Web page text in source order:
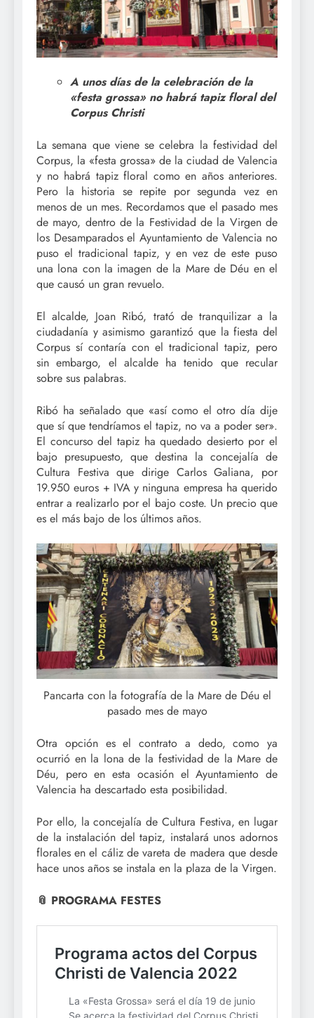
A unos días de la celebración de la
«festa grossa» no habrá tapiz floral del
Corpus Christi
La semana que viene se celebra la festividad del
Corpus, la «festa grossa» de la ciudad de Valencia
y no habrá tapiz floral como en años anteriores.
Pero la historia se repite por segunda vez en
menos de un mes. Recordamos que el pasado mes
de mayo, dentro de la Festividad de la Virgen de
los Desamparados el Ayuntamiento de Valencia no
puso el tradicional tapiz, y en vez de este puso
una lona con la imagen de la Mare de Déu en el
que causó un gran revuelo.
El alcalde, Joan Ribó, trató de tranquilizar a la
ciudadanía y asimismo garantizó que la fiesta del
Corpus sí contaría con el tradicional tapiz, pero
sin embargo, el alcalde ha tenido que recular
sobre sus palabras.
Ribó ha señalado que «así como el otro día dije
que sí que tendríamos el tapiz, no va a poder ser».
El concurso del tapiz ha quedado desierto por el
bajo presupuesto, que destina la concejalía de
Cultura Festiva que dirige Carlos Galiana, por
19.950 euros + IVA y ninguna empresa ha querido
entrar a realizarlo por el bajo coste. Un precio que
es el más bajo de los últimos años.
Pancarta con la fotografía de la Mare de Déu el
pasado mes de mayo
Otra opción es el contrato a dedo, como ya
ocurrió en la lona de la festividad de la Mare de
Déu, pero en esta ocasión el Ayuntamiento de
Valencia ha descartado esta posibilidad.
Por ello, la concejalía de Cultura Festiva, en lugar
de la instalación del tapiz, instalará unos adornos
florales en el cáliz de vareta de madera que desde
hace unos años se instala en la plaza de la Virgen.
📎 PROGRAMA FESTES